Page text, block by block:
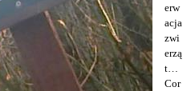
erw
acja
zwi
erzą
t…
Cor